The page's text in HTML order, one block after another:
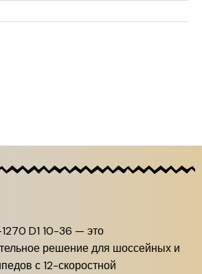
1270 D1 10-36 — это
решение для шоссейных и
с 12-скоростной